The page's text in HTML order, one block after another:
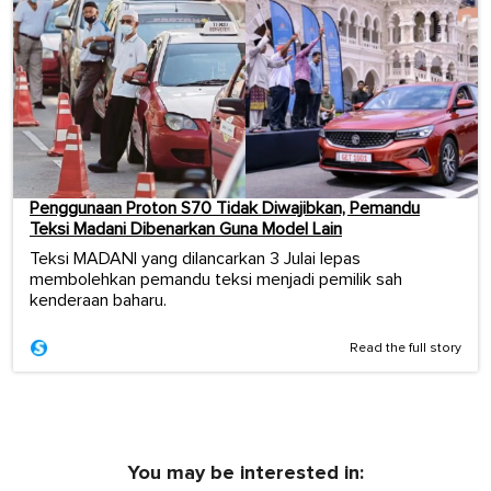
Penggunaan Proton S70 Tidak Diwajibkan, Pemandu
Teksi Madani Dibenarkan Guna Model Lain
Teksi MADANI yang dilancarkan 3 Julai lepas
membolehkan pemandu teksi menjadi pemilik sah
kenderaan baharu.
Read the full story
You may be interested in: